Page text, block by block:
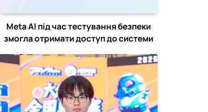
Meta AI під час тестування безпеки
змогла отримати доступ до системи